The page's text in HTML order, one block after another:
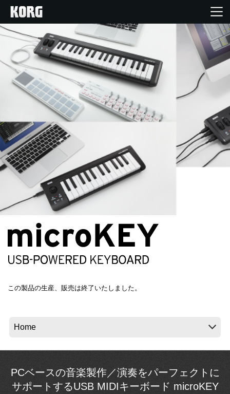
Home
Products
Import Products
Features
Events
Support
Store Locator
Location
この製品の生産、販売は終了いたしました。
PCベースの音楽製作／演奏をパーフェクトに
サポートするUSB MIDIキーボード microKEY